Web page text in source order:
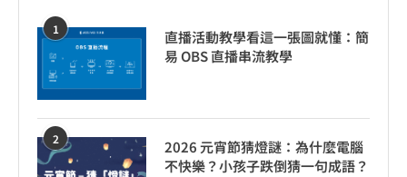
1
直播活動教學看這一張圖就懂：簡
易 OBS 直播串流教學
2
2026 元宵節猜燈謎：為什麼電腦
不快樂？小孩子跌倒猜一句成語？